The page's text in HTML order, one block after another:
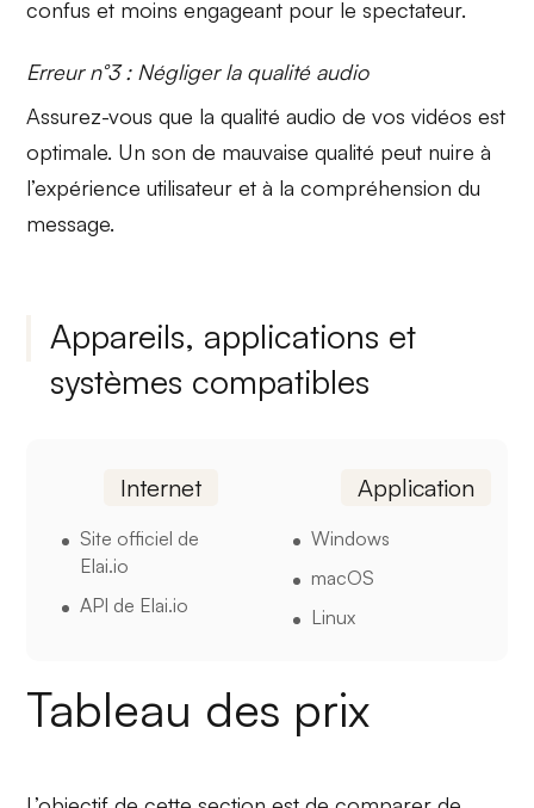
confus et moins engageant pour le spectateur.
Erreur n°3 : Négliger la qualité audio
Assurez-vous que laqualité audio de vos vidéos est
optimale. Un son de mauvaise qualité peut nuire à
l’expérience utilisateur et à la compréhension du
message.
Appareils, applications et
systèmes compatibles
Internet
Site officiel de
Elai.io
API de Elai.io
Application
Windows
macOS
Linux
Tableau des prix